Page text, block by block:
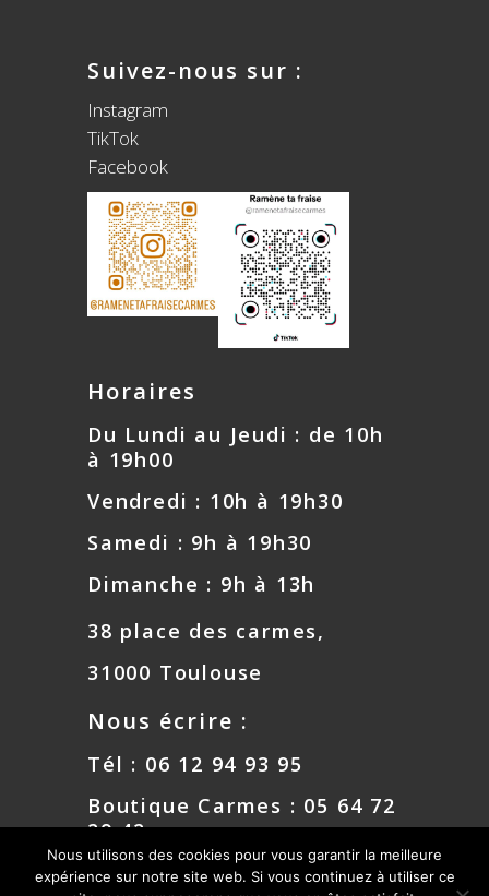
Suivez-nous sur :
Instagram
TikTok
Facebook
Horaires
Du Lundi au Jeudi : de 10h
à 19h00
Vendredi : 10h à 19h30
Samedi : 9h à 19h30
Dimanche : 9h à 13h
38 place des carmes,
31000 Toulouse
Nous écrire :
Tél : 06 12 94 93 95
Boutique Carmes : 05 64 72
29 42
Mail :
Nous utilisons des cookies pour vous garantir la meilleure
expérience sur notre site web. Si vous continuez à utiliser ce